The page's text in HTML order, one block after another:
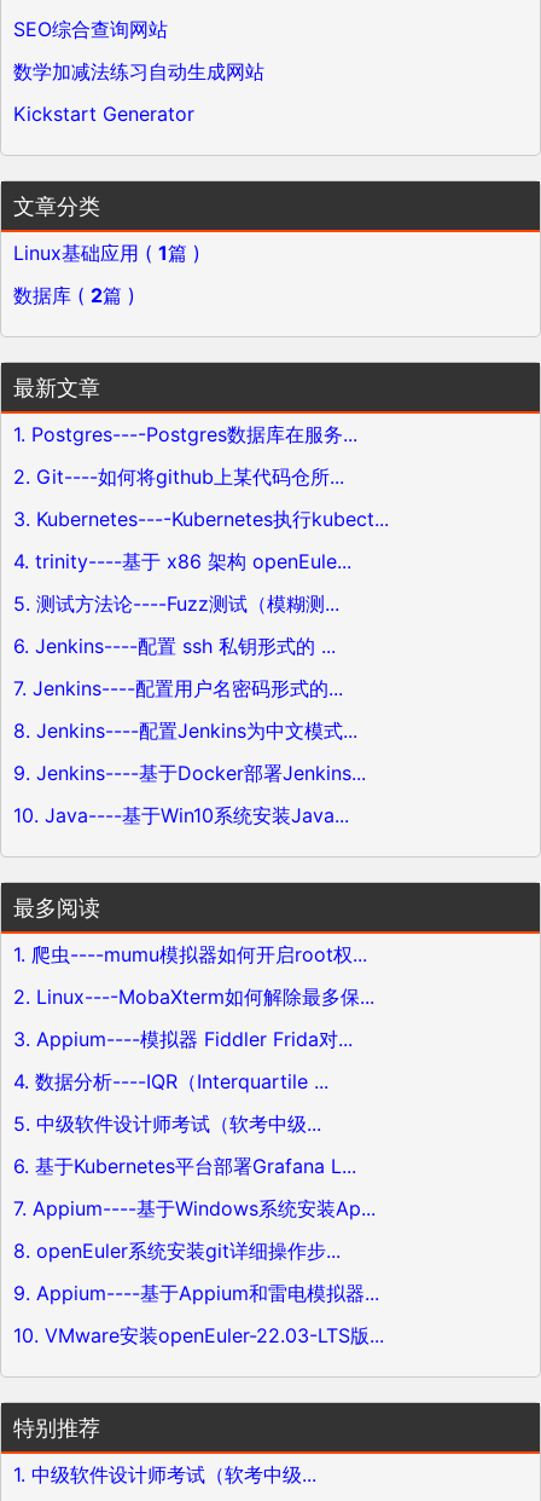
SEO综合查询网站
数学加减法练习自动生成网站
Kickstart Generator
文章分类
Linux基础应用 ( 1篇 )
数据库 ( 2篇 )
最新文章
1. Postgres----Postgres数据库在服务...
2. Git----如何将github上某代码仓所...
3. Kubernetes----Kubernetes执行kubect...
4. trinity----基于 x86 架构 openEule...
5. 测试方法论----Fuzz测试（模糊测...
6. Jenkins----配置 ssh 私钥形式的 ...
7. Jenkins----配置用户名密码形式的...
8. Jenkins----配置Jenkins为中文模式...
9. Jenkins----基于Docker部署Jenkins...
10. Java----基于Win10系统安装Java...
最多阅读
1. 爬虫----mumu模拟器如何开启root权...
2. Linux----MobaXterm如何解除最多保...
3. Appium----模拟器 Fiddler Frida对...
4. 数据分析----IQR（Interquartile ...
5. 中级软件设计师考试（软考中级...
6. 基于Kubernetes平台部署Grafana L...
7. Appium----基于Windows系统安装Ap...
8. openEuler系统安装git详细操作步...
9. Appium----基于Appium和雷电模拟器...
10. VMware安装openEuler-22.03-LTS版...
特别推荐
1. 中级软件设计师考试（软考中级...